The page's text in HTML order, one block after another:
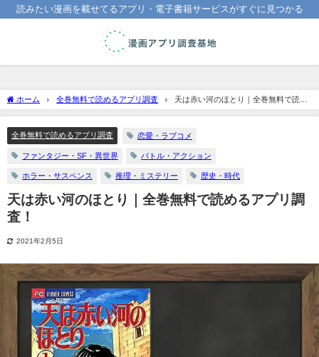
読みたい漫画を載せてるアプリ・電子書籍サービスがすぐに見つかる
ホーム 全巻無料で読めるアプリ調査
天は赤い河のほとり｜全巻無料で読め
るアプリ調査！
全巻無料で読めるアプリ調査 恋愛・ラブコメ
ファンタジー・SF・異世界 バトル・アクション
ホラー・サスペンス 推理・ミステリー 歴史・時代
天は赤い河のほとり｜全巻無料で読めるアプリ調
査！
2021年2月5日